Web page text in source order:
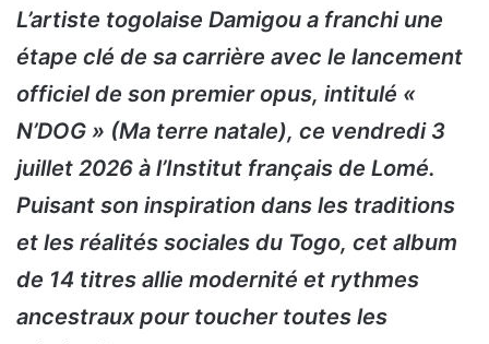
L’artiste togolaise Damigou a franchi une
étape clé de sa carrière avec le lancement
officiel de son premier opus, intitulé «
N’DOG » (Ma terre natale), ce vendredi 3
juillet 2026 à l’Institut français de Lomé.
Puisant son inspiration dans les traditions
et les réalités sociales du Togo, cet album
de 14 titres allie modernité et rythmes
ancestraux pour toucher toutes les